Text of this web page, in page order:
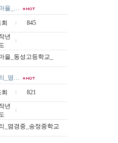
을_…
845
년
_동성고등학교_
_염…
821
년
_염경중_송정중학교